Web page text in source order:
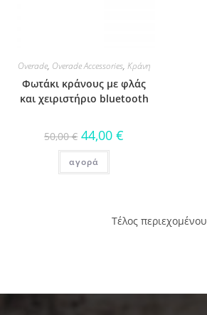
Overade, Overade Accessories, Κράνη
Φωτάκι κράνους με φλάς
και χειριστήριο bluetooth
50,00€ 44,00€
αγορά
Τέλος περιεχομένου